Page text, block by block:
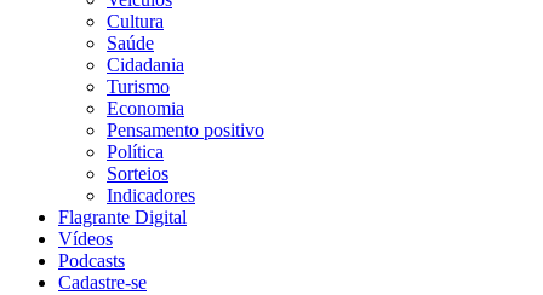
Cultura
Saúde
Cidadania
Turismo
Economia
Pensamento positivo
Política
Sorteios
Indicadores
Flagrante Digital
Vídeos
Podcasts
Cadastre-se